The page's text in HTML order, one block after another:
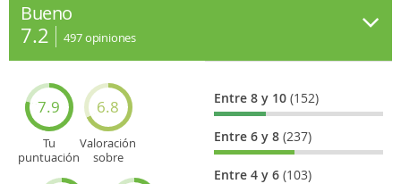
Bueno
7.2 497opiniones
7.9
Tu
puntuación
6.8
Valoración
sobre
Entre 8 y 10(152)
Entre 6 y 8(237)
Entre 4 y 6(103)